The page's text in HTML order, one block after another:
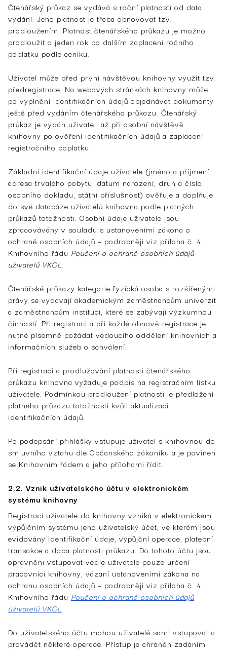
Čtenářský průkaz se vydává s roční platností od data
vydání. Jeho platnost je třeba obnovovat tzv.
prodloužením. Platnost čtenářského průkazu je možno
prodloužit o jeden rok po dalším zaplacení ročního
poplatku podle ceníku.
Uživatel může před první návštěvou knihovny využít tzv.
předregistrace. Na webových stránkách knihovny může
po vyplnění identifikačních údajů objednávat dokumenty
ještě před vydáním čtenářského průkazu. Čtenářský
průkaz je vydán uživateli až při osobní návštěvě
knihovny po ověření identifikačních údajů a zaplacení
registračního poplatku.
Základní identifikační údaje uživatele (jméno a příjmení,
adresa trvalého pobytu, datum narození, druh a číslo
osobního dokladu, státní příslušnost) ověřuje a doplňuje
do své databáze uživatelů knihovna podle platných
průkazů totožnosti. Osobní údaje uživatele jsou
zpracovávány v souladu s ustanoveními zákona o
ochraně osobních údajů – podrobněji viz příloha č. 4
Knihovního řádu Poučení o ochraně osobních údajů
uživatelů VKOL.
Čtenářské průkazy kategorie fyzická osoba s rozšířenými
právy se vydávají akademickým zaměstnancům univerzit
a zaměstnancům institucí, které se zabývají výzkumnou
činností. Při registraci a při každé obnově registrace je
nutné písemně požádat vedoucího oddělení knihovních a
informačních služeb o schválení.
Při registraci a prodlužování platnosti čtenářského
průkazu knihovna vyžaduje podpis na registračním lístku
uživatele. Podmínkou prodloužení platnosti je předložení
platného průkazu totožnosti kvůli aktualizaci
identifikačních údajů.
Po podepsání přihlášky vstupuje uživatel s knihovnou do
smluvního vztahu dle Občanského zákoníku a je povinen
se Knihovním řádem a jeho přílohami řídit.
2.2. Vznik uživatelského účtu v elektronickém
systému knihovny
Registrací uživatele do knihovny vzniká v elektronickém
výpůjčním systému jeho uživatelský účet, ve kterém jsou
evidovány identifikační údaje, výpůjční operace, platební
transakce a doba platnosti průkazu. Do tohoto účtu jsou
oprávněni vstupovat vedle uživatele pouze určení
pracovníci knihovny, vázaní ustanoveními zákona na
ochranu osobních údajů – podrobněji viz příloha č. 4
Knihovního řádu Poučení o ochraně osobních údajů
úživatelů VKOL
Do uživatelského účtu mohou uživatelé sami vstupovat a
provádět některé operace. Přístup je chráněn zadáním